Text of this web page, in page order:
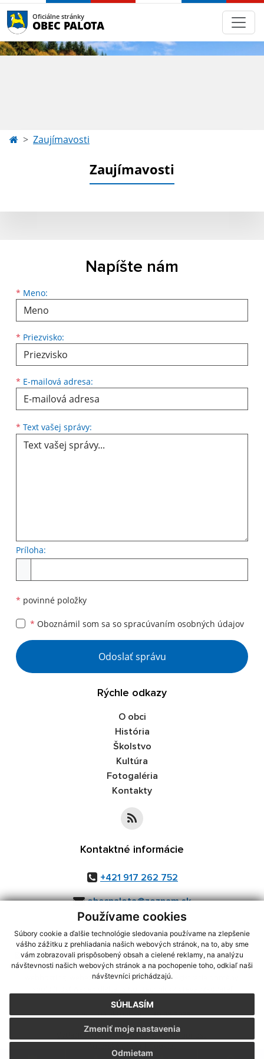
Používame cookies
Súbory cookie a ďalšie technológie sledovania používame na zlepšenie
vášho zážitku z prehliadania našich webových stránok, na to, aby sme
vám zobrazovali prispôsobený obsah a cielené reklamy, na analýzu
návštevnosti našich webových stránok a na pochopenie toho, odkiaľ naši
návštevníci prichádzajú.
SÚHLASÍM
Odmietam
Zmeniť moje nastavenia
Oficiálne stránky
OBEC PALOTA
Zaujímavosti
Zaujímavosti
Napíšte nám
* Meno:
* Priezvisko:
* E-mailová adresa:
* Text vašej správy:
Príloha:
* povinné položky
* Oboznámil som sa so spracúvaním osobných údajov
Odoslať správu
Rýchle odkazy
O obci
História
Školstvo
Kultúra
Fotogaléria
Kontakty
Kontaktné informácie
+421 917 262 752
obecpalota@zoznam.sk
využite možnosť získavania aktuálnych informácií s využitím RSS
CMS systém (redakčný) systém ECHELON 2,Mapa stránok,web portál
webex.digital, s.r.o.,domény,registrácia domény
Posledná aktualizácia:10.08.2026
Vytlačiť stránku|Vyhlásenie o prístupnosti